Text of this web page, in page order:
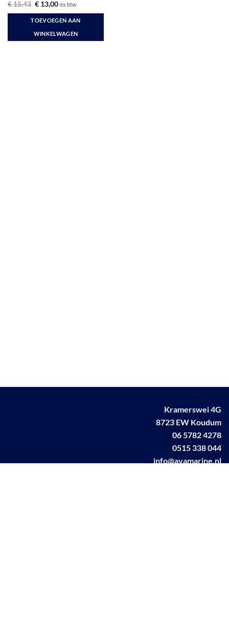
€15,43 Oorspronkelijke
was:
€ 15,43.
€13,00Huidige
is:
€ 13,00.
ex btw
TOEVOEGEN AAN
WINKELWAGEN
Kramerswei 4G
8723 EW Koudum
06 5782 4278
0515 338 044
info@avamarine.nl